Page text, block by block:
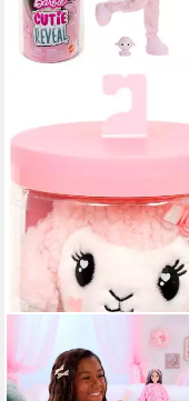
Anziehpuppe Barbie
Reveal Sweet Bows -